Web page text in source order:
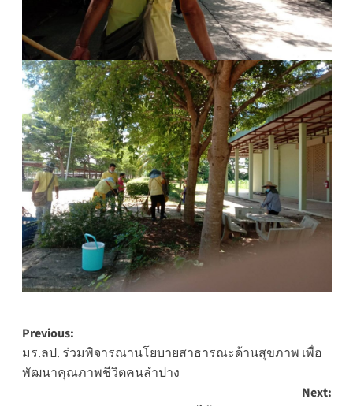
Post
navigation
Previous:
มร.ลป. ร่วมพิจารณานโยบายสาธารณะด้านสุขภาพ เพื่อ
พัฒนาคุณภาพชีวิตคนลำปาง
Next: